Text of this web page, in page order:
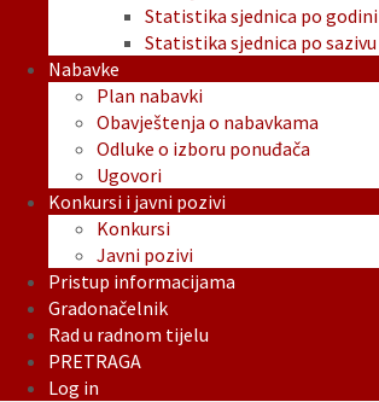
Statistika sjednica po godini
Statistika sjednica po sazivu
Nabavke
Plan nabavki
Obavještenja o nabavkama
Odluke o izboru ponuđača
Ugovori
Konkursi i javni pozivi
Konkursi
Javni pozivi
Pristup informacijama
Gradonačelnik
Rad u radnom tijelu
PRETRAGA
Log in